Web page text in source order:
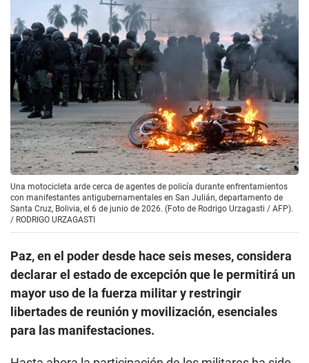
Una motocicleta arde cerca de agentes de policía durante enfrentamientos
con manifestantes antigubernamentales en San Julián, departamento de
Santa Cruz, Bolivia, el 6 de junio de 2026. (Foto de Rodrigo Urzagasti / AFP).
/ RODRIGO URZAGASTI
Paz, en el poder desde hace seis meses, considera
declarar el estado de excepción que le permitirá un
mayor uso de la fuerza militar y restringir
libertades de reunión y movilización, esenciales
para las manifestaciones.